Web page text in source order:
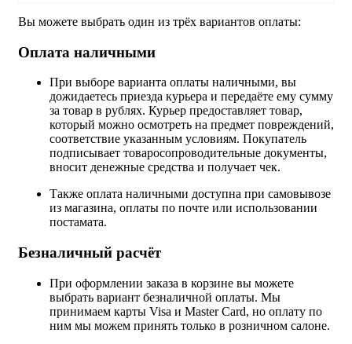
Вы можете выбрать один из трёх вариантов оплаты:
Оплата наличными
При выборе варианта оплаты наличными, вы
дожидаетесь приезда курьера и передаёте ему сумму
за товар в рублях. Курьер предоставляет товар,
который можно осмотреть на предмет повреждений,
соответствие указанным условиям. Покупатель
подписывает товаросопроводительные документы,
вносит денежные средства и получает чек.
Также оплата наличными доступна при самовывозе
из магазина, оплаты по почте или использовании
постамата.
Безналичный расчёт
При оформлении заказа в корзине вы можете
выбрать вариант безналичной оплаты. Мы
принимаем карты Visa и Master Card, но оплату по
ним мы можем принять только в розничном салоне.